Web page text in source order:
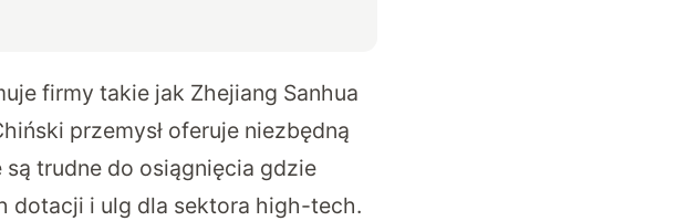
firmy takie jak Zhejiang Sanhua
przemysł oferuje niezbędną
trudne do osiągnięcia gdzie
dotacji i ulg dla sektora high-tech.